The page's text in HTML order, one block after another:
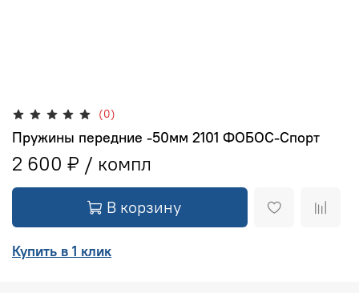
(0)
Пружины передние -50мм 2101 ФОБОС-Спорт
2 600 ₽
В корзину
Купить в 1 клик